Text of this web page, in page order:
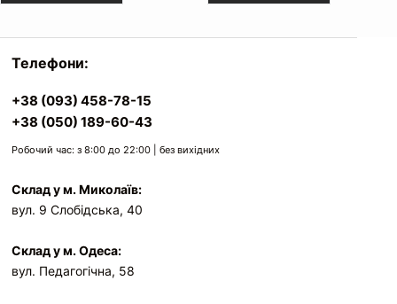
Телефони:
+38 (093) 458-78-15
+38 (050) 189-60-43
Робочий час: з 8:00 до 22:00 | без вихідних
Склад у м. Миколаїв:
вул. 9 Слобідська, 40
Склад у м. Одеса:
вул. Педагогічна, 58